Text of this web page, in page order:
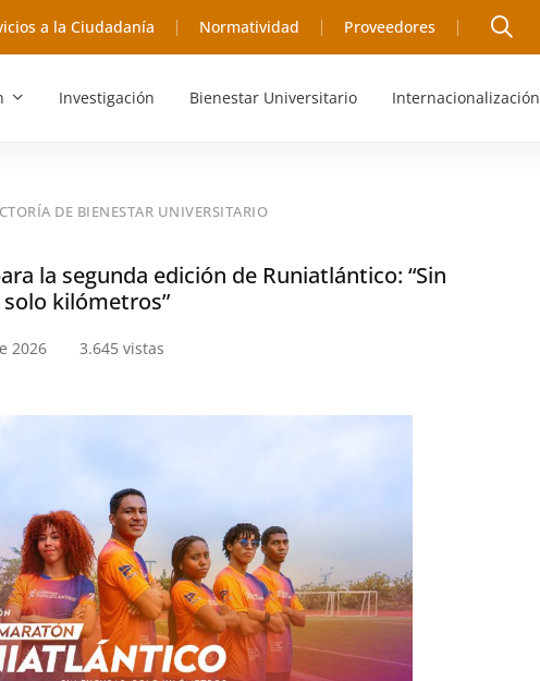
a la Ciudadanía Normatividad Proveedores
Investigación Bienestar Universitario Internacionalización
DE BIENESTAR UNIVERSITARIO
la segunda edición de Runiatlántico: “Sin
solo kilómetros”
2026 3.645 vistas